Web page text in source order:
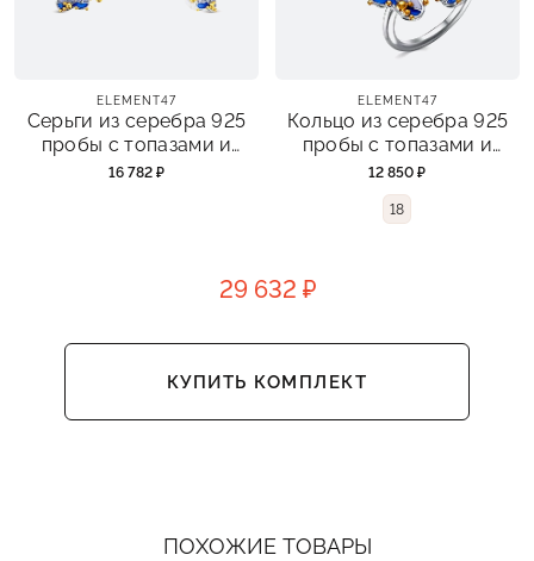
ELEMENT47
Серьги из серебра 925
пробы с топазами и
эмалями
16 782 ₽
ELEMENT47
Кольцо из серебра 925
пробы с топазами и
эмалями
12 850 ₽
18
29 632 ₽
КУПИТЬ КОМПЛЕКТ
ПОХОЖИЕ ТОВАРЫ